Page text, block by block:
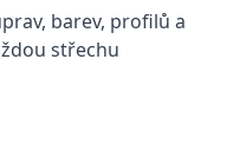
barev, profilů a
střechu